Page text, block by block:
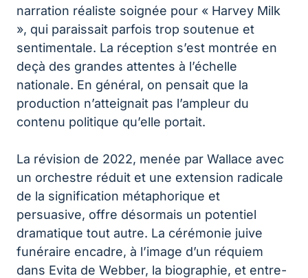
narration réaliste soignée pour « Harvey Milk
», qui paraissait parfois trop soutenue et
sentimentale. La réception s’est montrée en
deçà des grandes attentes à l’échelle
nationale. En général, on pensait que la
production n’atteignait pas l’ampleur du
contenu politique qu’elle portait.
La révision de 2022, menée par Wallace avec
un orchestre réduit et une extension radicale
de la signification métaphorique et
persuasive, offre désormais un potentiel
dramatique tout autre. La cérémonie juive
funéraire encadre, à l’image d’un réquiem
dans Evita de Webber, la biographie, et entre-